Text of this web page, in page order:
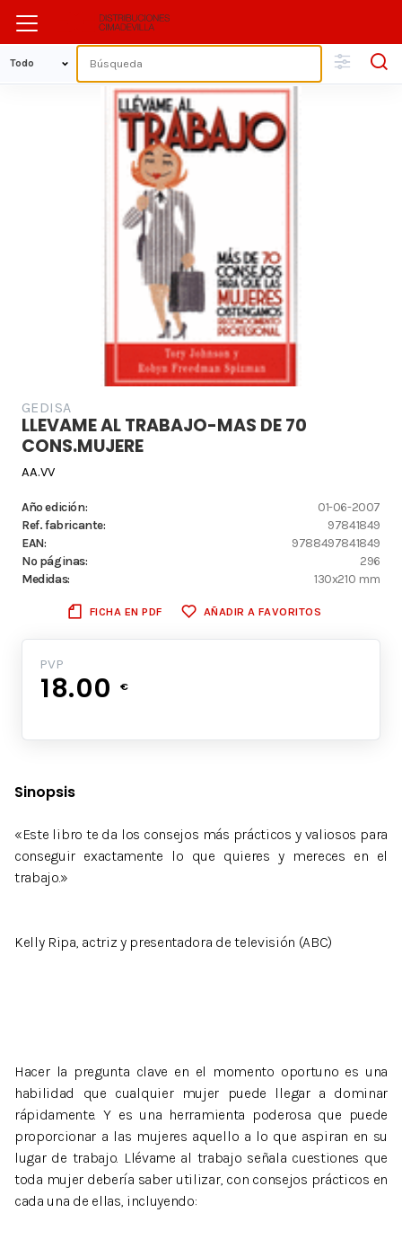
GEDISA
LLEVAME AL TRABAJO-MAS DE 70
CONS.MUJERE
AA.VV
Año edición:
01-06-2007
Ref. fabricante:
97841849
EAN:
9788497841849
Nº páginas:
296
Medidas:
130x210 mm
FICHA EN PDF AÑADIR A FAVORITOS
PVP
18.00 €
Sinopsis
«Este libro te da los consejos más prácticos y valiosos para
conseguir exactamente lo que quieres y mereces en el
trabajo.»
Kelly Ripa, actriz y presentadora de televisión (ABC)
Hacer la pregunta clave en el momento oportuno es una
habilidad que cualquier mujer puede llegar a dominar
rápidamente. Y es una herramienta poderosa que puede
proporcionar a las mujeres aquello a lo que aspiran en su
lugar de trabajo. Llévame al trabajo señala cuestiones que
toda mujer debería saber utilizar, con consejos prácticos en
cada una de ellas, incluyendo: